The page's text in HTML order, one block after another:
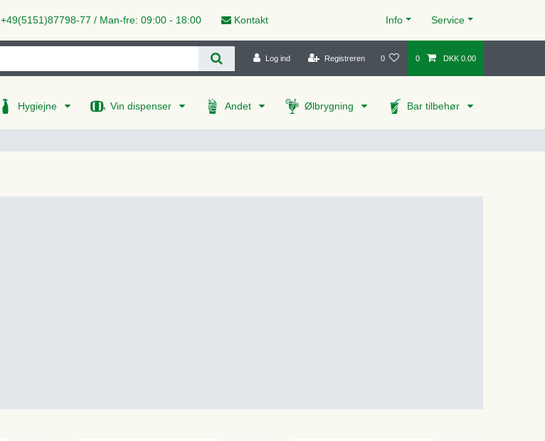
+49(5151)87798-77 / Man-fre: 09:00 - 18:00 Kontakt Info Service
Log ind Registreren 0 0 DKK 0.00
Hygiejne Vin dispenser Andet Ølbrygning Bar tilbehør